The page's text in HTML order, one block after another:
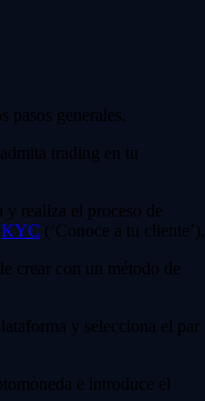
pasos generales.
trading en tu
y realiza el proceso de
KYC (‘Conoce a tu cliente’).
crear con un método de
y selecciona el par
e introduce el